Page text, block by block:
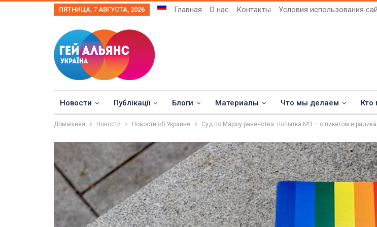
ПЯТНИЦА, 7 АВГУСТА, 2026 Главная О нас Контакты Условия использования
Новости Публікації Блоги Материалы Что мы делаем Кто
Домашняя Новости Новости об Украине Суд по Маршу равенства: попытка №3 – с пикетом и